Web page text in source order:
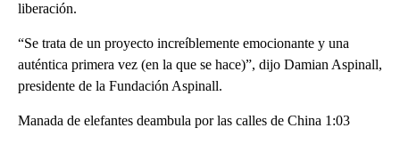
liberación.
“Se trata de un proyecto increíblemente emocionante y una
auténtica primera vez (en la que se hace)”, dijo Damian Aspinall,
presidente de la Fundación Aspinall.
Manada de elefantes deambula por las calles de China 1:03